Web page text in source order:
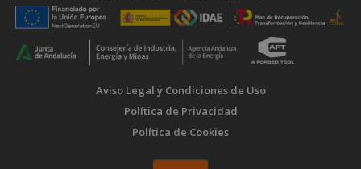
Aviso Legal y Condiciones de Uso
Política de Privacidad
Política de Cookies